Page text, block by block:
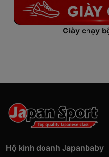
Giày chạy
Hộ kinh doanh Japanbaby